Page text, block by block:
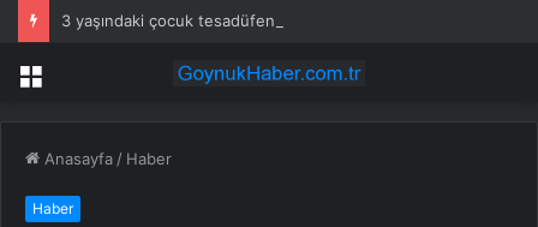
3 yaşındaki çocuk tesadüfen hazine buldu
Menü
Anasayfa / Haber
Haber